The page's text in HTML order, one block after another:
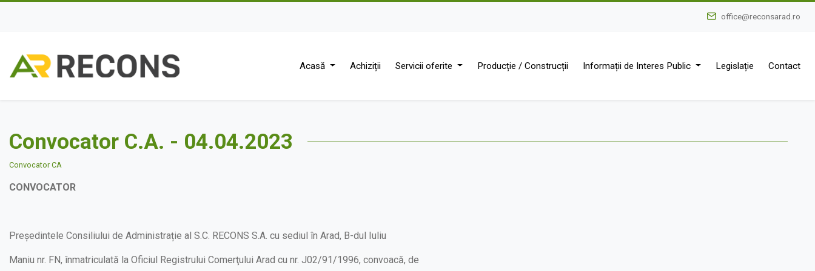
office@reconsarad.ro
Acasă Achiziții Servicii oferite Producție / Construcții Informații de Interes Public Legislație Contact
Convocator C.A. - 04.04.2023
Convocator CA
CONVOCATOR
Președintele Consiliului de Administrație al S.C. RECONS S.A. cu sediul în Arad, B-dul Iuliu
Maniu nr. FN, înmatriculată la Oficiul Registrului Comerţului Arad cu nr. J02/91/1996, convoacă, de